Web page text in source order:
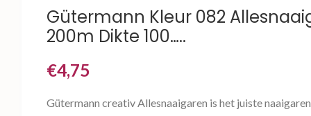
Gütermann Kleur 082
200m Dikte 100…..
€4,75
Gütermann creativ Allesnaaigaren is het juiste